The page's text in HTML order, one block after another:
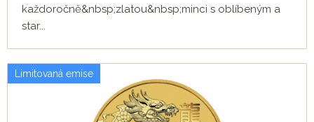
každoročně&nbsp;zlatou&nbsp;minci s oblíbeným a
star...
Limitovaná emise